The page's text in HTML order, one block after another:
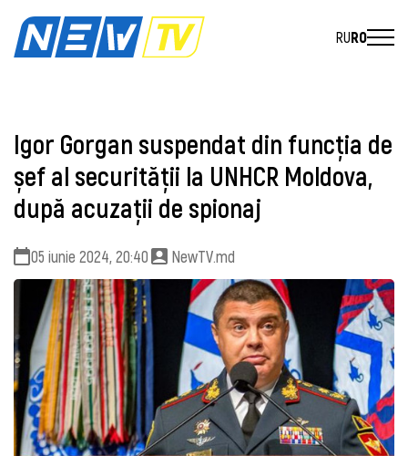
RURO
Igor Gorgan suspendat din funcția de
șef al securității la UNHCR Moldova,
după acuzații de spionaj
05 iunie 2024, 20:40 NewTV.md